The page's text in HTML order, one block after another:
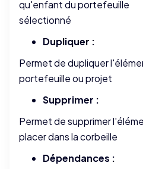
qu'enfant du portefeuille
sélectionné
Dupliquer :
Permet de dupliquer
portefeuille ou projet
Supprimer :
Permet de supprimer
placer dans la corbeille
Dépendances :